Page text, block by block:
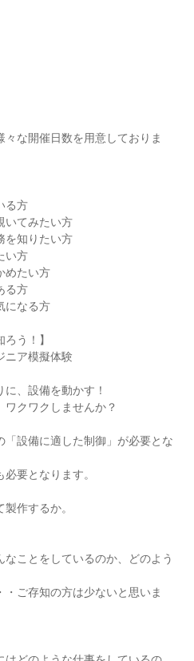
な開催日数を用意しておりま
る方
いてみたい方
を知りたい方
い方
めたい方
る方
になる方
う！】
ニア模擬体験
、設備を動かす！
クワクしませんか？
設備に適した制御」が必要とな
要となります。
作するか。
ことをしているのか、どのよう
ご存知の方は少ないと思いま